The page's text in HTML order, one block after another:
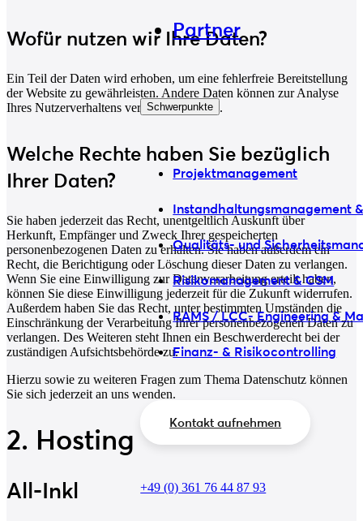
Partner
Schwerpunkte
Projektmanagement
Instandhaltungsmanagement
Qualitäts- und
Risikomanagement & CSM
RAMS / LCC- Engineering &
Finanz- & Risikocontrolling
Kontakt aufnehmen
+49 (0) 361 76 44 87 93
Wofür nutzen wir Ihre Daten?
Ein Teil der Daten wird erhoben, um eine fehlerfreie Bereitstellung
der Website zu gewährleisten. Andere Daten können zur Analyse
Ihres Nutzerverhaltens verwendet werden.
Welche Rechte haben Sie bezüglich
Ihrer Daten?
Sie haben jederzeit das Recht, unentgeltlich Auskunft über
Herkunft, Empfänger und Zweck Ihrer gespeicherten
personenbezogenen Daten zu erhalten. Sie haben außerdem ein
Recht, die Berichtigung oder Löschung dieser Daten zu verlangen.
Wenn Sie eine Einwilligung zur Datenverarbeitung erteilt haben,
können Sie diese Einwilligung jederzeit für die Zukunft widerrufen.
Außerdem haben Sie das Recht, unter bestimmten Umständen die
Einschränkung der Verarbeitung Ihrer personenbezogenen Daten zu
verlangen. Des Weiteren steht Ihnen ein Beschwerderecht bei der
zuständigen Aufsichtsbehörde zu.
Hierzu sowie zu weiteren Fragen zum Thema Datenschutz können
Sie sich jederzeit an uns wenden.
2. Hosting
All-Inkl